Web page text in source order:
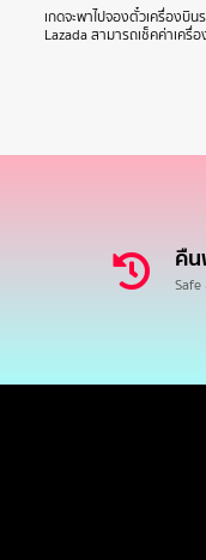
เกดจะพาไปจองตั๋วเครื่องบิ
Lazada สามารถเช็คค่าเครื่
คื